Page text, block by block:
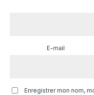
E-mail
Enregistrer mon nom,